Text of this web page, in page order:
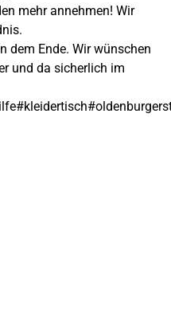
mehr annehmen! Wir
dem Ende. Wir wünschen
und da sicherlich im
#kleidertisch